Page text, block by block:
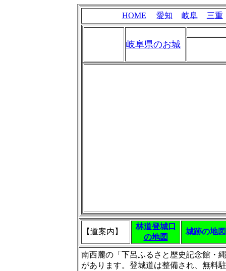
HOME 愛知 岐阜 三重
岐阜県のお城
【道案内】
林道登城口
の地図
城跡の地図
南西麓の「下呂ふるさと歴史記念館・
があります。登城道は整備され、無料